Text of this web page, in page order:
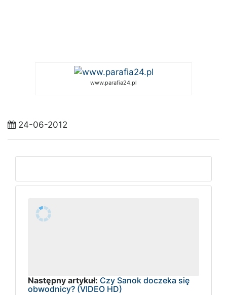
www.parafia24.pl
24-06-2012
Następny artykuł: Czy Sanok doczeka się
obwodnicy? (VIDEO HD)